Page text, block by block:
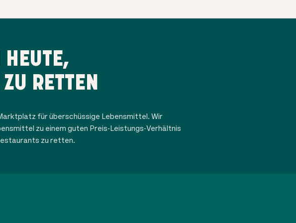
HEUTE,
RETTEN
für überschüssige Lebensmittel. Wir
zu einem guten Preis-Leistungs-Verhältnis
zu retten.